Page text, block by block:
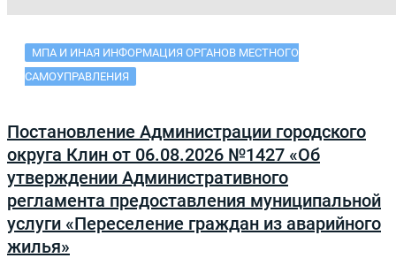
МПА И ИНАЯ ИНФОРМАЦИЯ ОРГАНОВ МЕСТНОГО
САМОУПРАВЛЕНИЯ
Постановление Администрации городского
округа Клин от 06.08.2026 №1427 «Об
утверждении Административного
регламента предоставления муниципальной
услуги «Переселение граждан из аварийного
жилья»